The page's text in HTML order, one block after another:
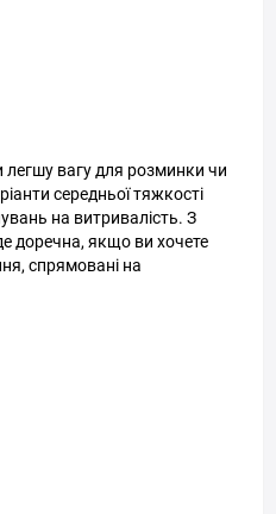
вагу для розминки чи
середньої тяжкості
на витривалість. З
доречна, якщо ви хочете
спрямовані на